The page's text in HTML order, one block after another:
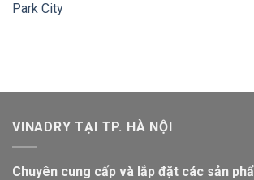
Park City
VINADRY TẠI TP. HÀ NỘI
Chuyên cung cấp và lắp đặt các sản